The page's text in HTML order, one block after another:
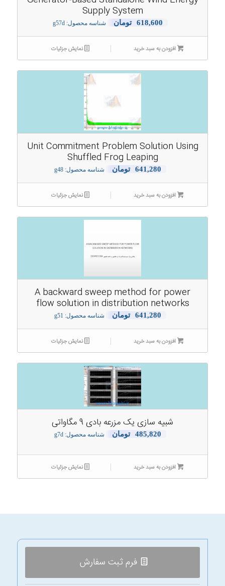
Supply System
618,600 تومان شناسه محصول: g57d
افزودن به سبد خرید نمایش جزئیات
Unit Commitment Problem Solution Using
Shuffled Frog Leaping
641,280 تومان شناسه محصول: g48
افزودن به سبد خرید نمایش جزئیات
A backward sweep method for power
flow solution in distribution networks
641,280 تومان شناسه محصول: g51
افزودن به سبد خرید نمایش جزئیات
شبیه سازی یک مزرعه بادی 9 مگاواتی
485,820 تومان شناسه محصول: g7d
افزودن به سبد خرید نمایش جزئیات
فرم ثبت سفارش